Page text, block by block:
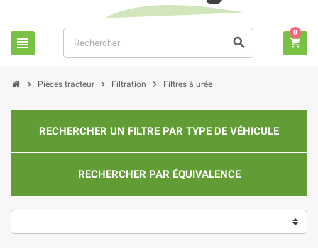
view_headline search shopping_cart
0
chevron_right Pièces tracteur chevron_right Filtration chevron_right Filtres à urée
RECHERCHER UN FILTRE PAR TYPE DE VÉHICULE
RECHERCHER PAR ÉQUIVALENCE